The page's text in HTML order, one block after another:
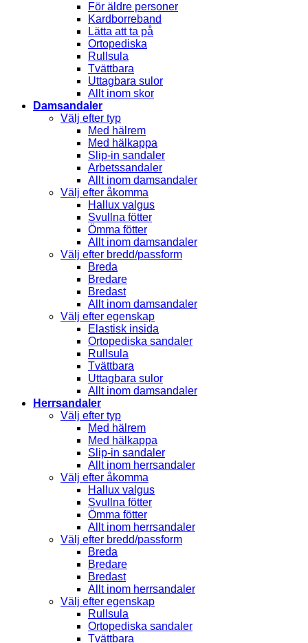
För äldre personer
Kardborreband
Lätta att ta på
Ortopediska
Rullsula
Tvättbara
Uttagbara sulor
Allt inom skor
Damsandaler
Välj efter typ
Med hälrem
Med hälkappa
Slip-in sandaler
Arbetssandaler
Allt inom damsandaler
Välj efter åkomma
Hallux valgus
Svullna fötter
Ömma fötter
Allt inom damsandaler
Välj efter bredd/passform
Breda
Bredare
Bredast
Allt inom damsandaler
Välj efter egenskap
Elastisk insida
Ortopediska sandaler
Rullsula
Tvättbara
Uttagbara sulor
Allt inom damsandaler
Herrsandaler
Välj efter typ
Med hälrem
Med hälkappa
Slip-in sandaler
Allt inom herrsandaler
Välj efter åkomma
Hallux valgus
Svullna fötter
Ömma fötter
Allt inom herrsandaler
Välj efter bredd/passform
Breda
Bredare
Bredast
Allt inom herrsandaler
Välj efter egenskap
Rullsula
Ortopediska sandaler
Tvättbara